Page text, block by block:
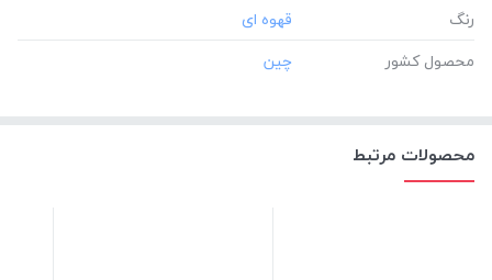
رنگ
محصول کشور
محصولات مرتبط